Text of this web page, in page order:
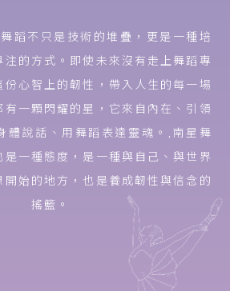
蹈不只是技術的堆疊，更是一種培
注的方式。即使未來沒有走上舞蹈專
心智上的韌性，帶入人生的每一場
一顆閃耀的星，它來自內在、引領
體說話、用舞蹈表達靈魂。,南星舞
一種態度，是一種與自己、與世界
始的地方，也是養成韌性與信念的
搖籃。